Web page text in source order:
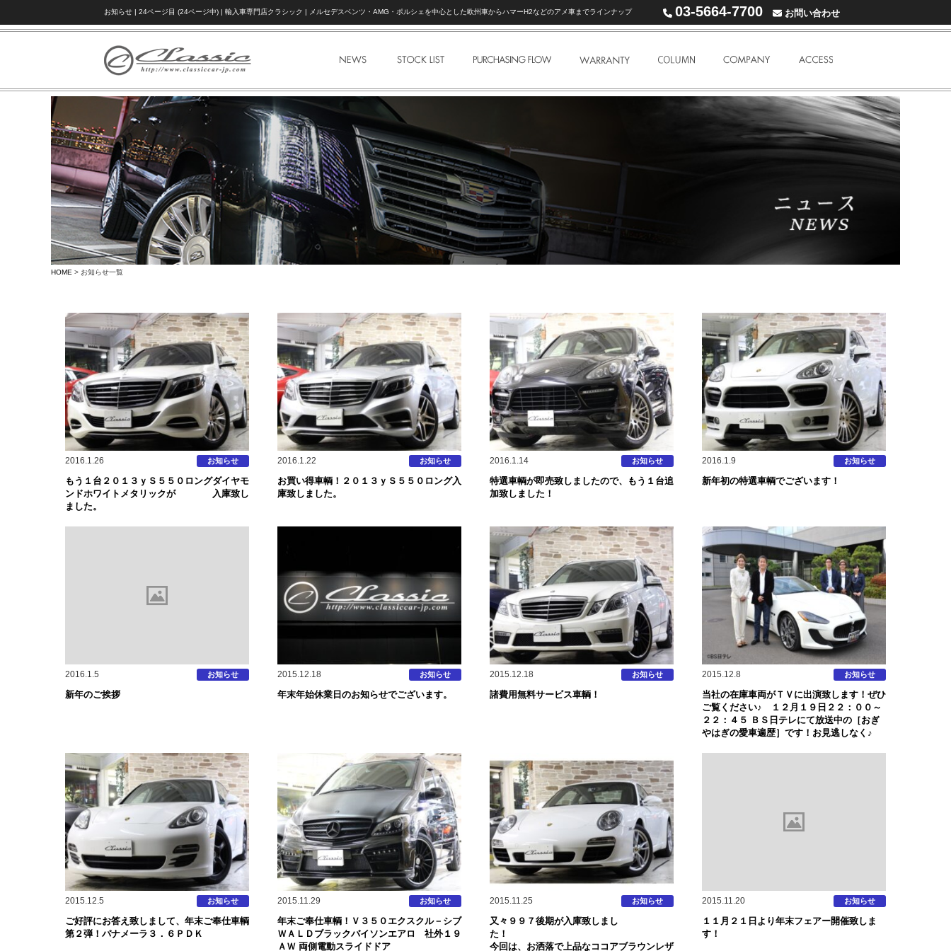
お知らせ | 24ページ目 (24ページ中) | 輸入車専門店クラシック | メルセデスベンツ・AMG・ポルシェを中心とした欧州車からハマーH2などのアメ車までラインナップ 03-5664-7700 お問い合わせ
STOCK LIST PURCHASE FLOW WARRANTY COLUMN COMPANY
HOME > お知らせ一覧
2016.1.26 お知らせ
もう１台２０１３ｙＳ５５０ロングダイヤモ
ンドホワイトメタリックが 入庫致し
ました。
2016.1.22 お知らせ
お買い得車輌！２０１３ｙＳ５５０ロング入
庫致しました。
2016.1.14 お知らせ
特選車輌が即売致しましたので、もう１台追
加致しました！
2016.1.9 お知らせ
新年初の特選車輌でございます！
2016.1.5 お知らせ
新年のご挨拶
2015.12.18 お知らせ
年末年始休業日のお知らせでございます。
2015.12.18 お知らせ
諸費用無料サービス車輌！
2015.12.8 お知らせ
当社の在庫車両がＴＶに出演致します！ぜひ
ご覧ください♪ １２月１９日２２：００～
２２：４５ ＢＳ日テレにて放送中の［おぎ
やはぎの愛車遍歴］です！お見逃しなく♪
2015.12.5 お知らせ
ご好評にお答え致しまして、年末ご奉仕車輌
第２弾！パナメーラ３．６ＰＤＫ
2015.11.29 お知らせ
年末ご奉仕車輌！Ｖ３５０エクスクル－シブ
ＷＡＬＤブラックバイソンエアロ 社外１９
ＡＷ 両側電動スライドドア
2015.11.25 お知らせ
又々９９７後期が入庫致しまし
た！
今回は、お洒落で上品なココアブラウンレザ
2015.11.20 お知らせ
１１月２１日より年末フェアー開催致しま
す！